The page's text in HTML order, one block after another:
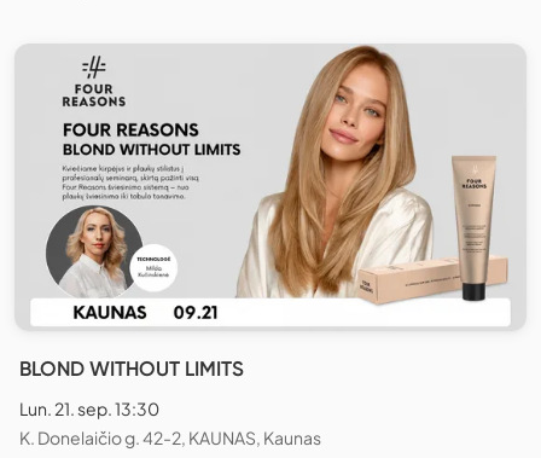
BLOND WITHOUT LIMITS
Lun. 21. sep. 13:30
K. Donelaičio g. 42-2, KAUNAS, Kaunas